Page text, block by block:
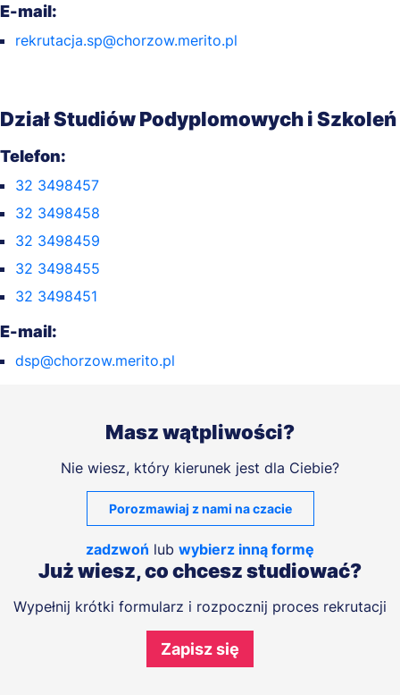
E-mail:
rekrutacja.sp@chorzow.merito.pl
Dział Studiów Podyplomowych i Szkoleń
Telefon:
32 3498457
32 3498458
32 3498459
32 3498455
32 3498451
E-mail:
dsp@chorzow.merito.pl
Masz wątpliwości?
Nie wiesz, który kierunek jest dla Ciebie?
Porozmawiaj z nami na czacie
zadzwoń lub wybierz inną formę
Już wiesz, co chcesz studiować?
Wypełnij krótki formularz i rozpocznij proces rekrutacji
Zapisz się